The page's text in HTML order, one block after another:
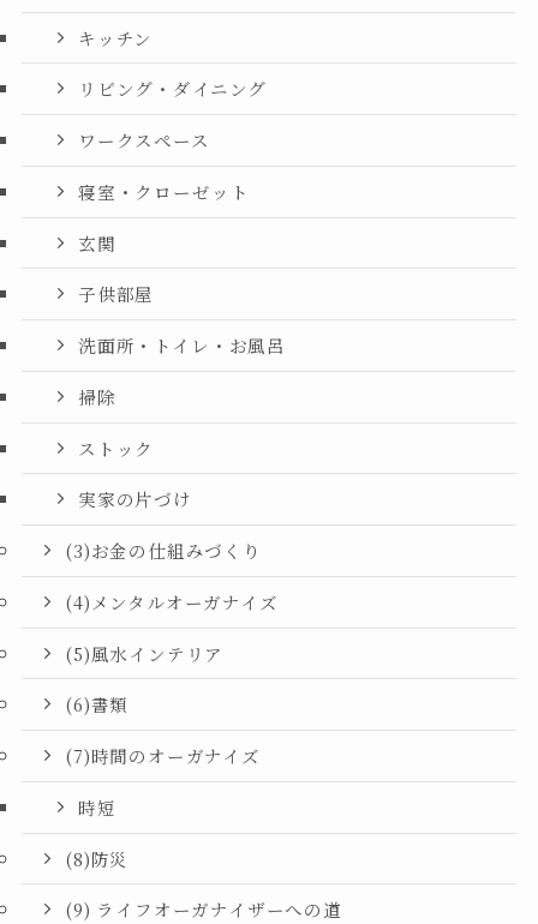
キッチン
リビング・ダイニング
ワークスペース
寝室・クローゼット
玄関
子供部屋
洗面所・トイレ・お風呂
掃除
ストック
実家の片づけ
(3)お金の仕組みづくり
(4)メンタルオーガナイズ
(5)風水インテリア
(6)書類
(7)時間のオーガナイズ
時短
(8)防災
(9) ライフオーガナイザーへの道